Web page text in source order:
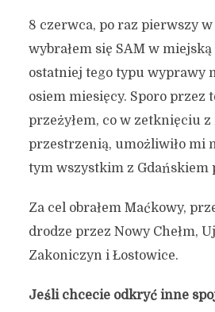
8 czerwca, po raz pierwszy
wybrałem się SAM w
ostatniej tego typu wyprawy
osiem miesięcy. Sporo przez
przeżyłem, co w zetknięciu z
przestrzenią, umożliwiło mi
tym wszystkim z Gdańskiem
Za cel obrałem Maćkowy,
drodze przez Nowy Chełm,
Zakoniczyn i Łostowice.
Jeśli chcecie odkryć inne